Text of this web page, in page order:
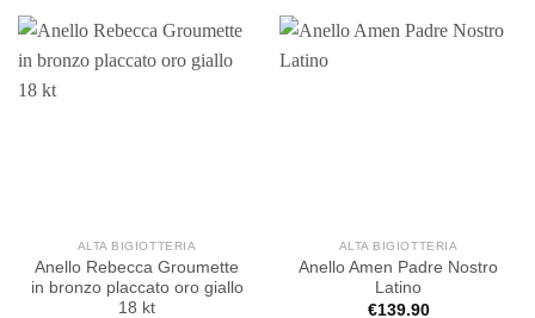
ALTA BIGIOTTERIA
Anello Rebecca Groumette
in bronzo placcato oro giallo
18 kt
ALTA BIGIOTTERIA
Anello Amen Padre Nostro
Latino
€139.90